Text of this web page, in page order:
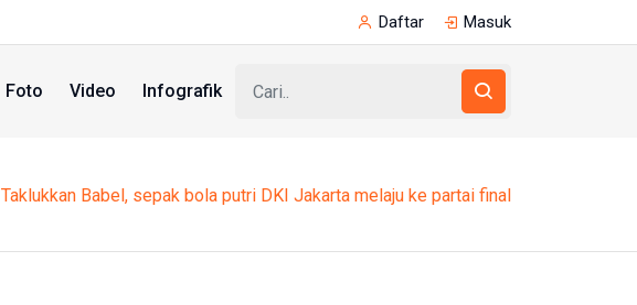
Daftar Masuk
Foto Video Infografik
Taklukkan Babel, sepak bola putri DKI Jakarta melaju ke partai final